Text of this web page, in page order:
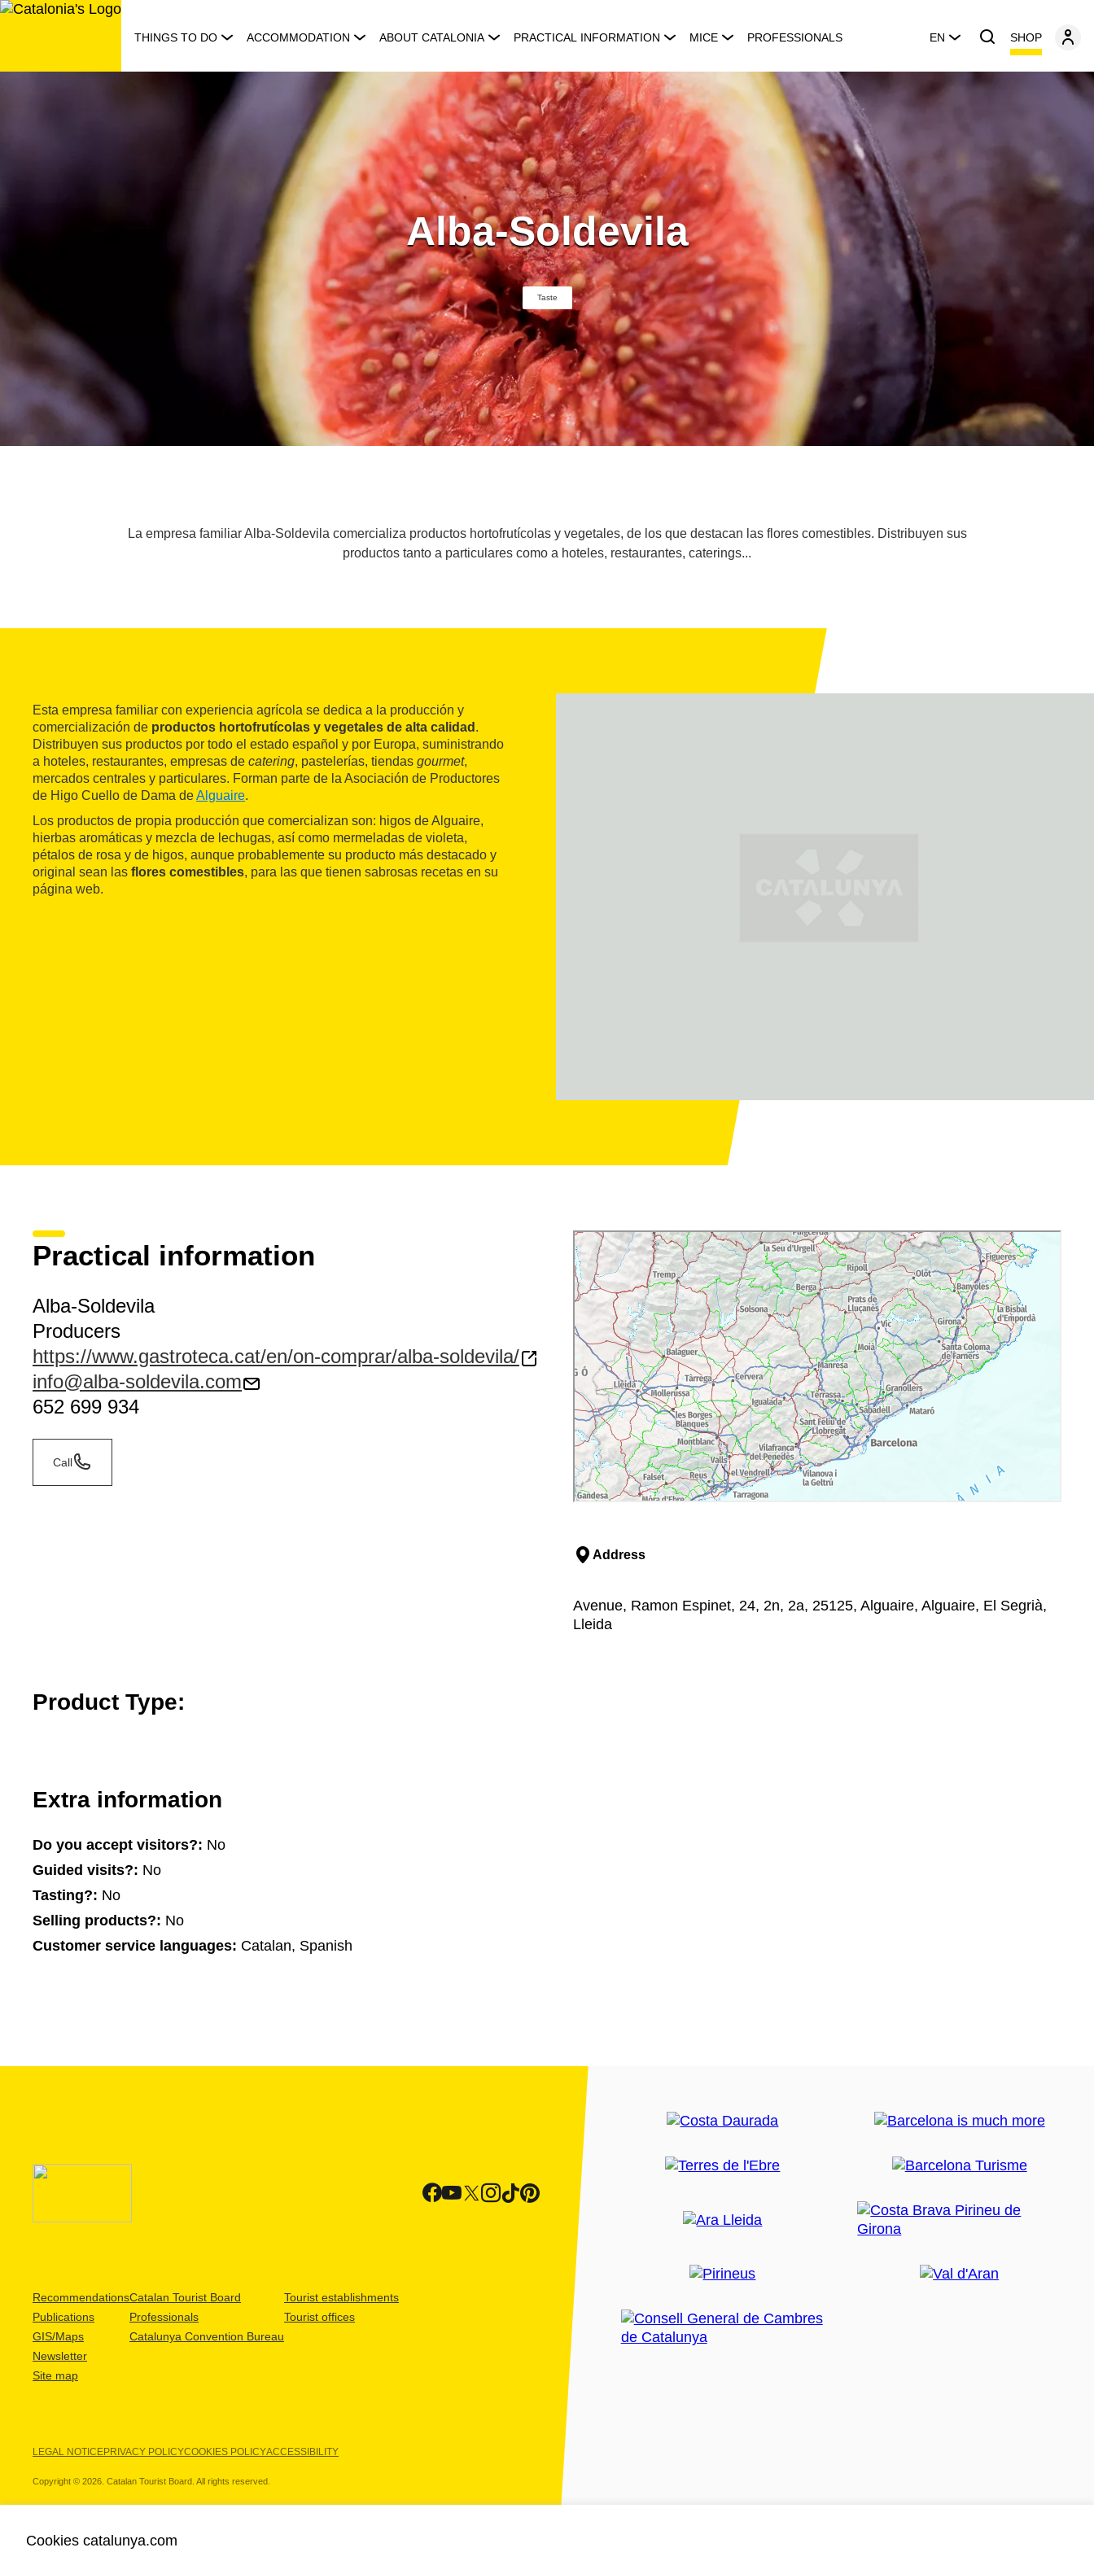
Skip
THINGS TO DO ACCOMMODATION ABOUT CATALONIA PRACTICAL INFORMATION MICE PROFESSIONALS EN SHOP
Alba-Soldevila
Taste
La empresa familiar Alba-Soldevila comercializa productos hortofrutícolas y vegetales, de los que destacan las flores comestibles. Distribuyen sus
productos tanto a particulares como a hoteles, restaurantes, caterings...
Esta empresa familiar con experiencia agrícola se dedica a la producción y
comercialización de productos hortofrutícolas y vegetales de alta calidad .
Distribuyen sus productos por todo el estado español y por Europa, suministrando
a hoteles, restaurantes, empresas de catering, pastelerías, tiendas gourmet,
mercados centrales y particulares. Forman parte de la Asociación de Productores
de Higo Cuello de Dama deAlguaire.
Los productos de propia producción que comercializan son: higos de Alguaire,
hierbas aromáticas y mezcla de lechugas, así como mermeladas de violeta,
pétalos de rosa y de higos, aunque probablemente su producto más destacado y
original sean las flores comestibles, para las que tienen sabrosas recetas en su
página web.
Practical information
Alba-Soldevila
Producers
https://www.gastroteca.cat/en/on-comprar/alba-soldevila/
info@alba-soldevila.com
652 699 934
Call
Address
Avenue, Ramon Espinet, 24, 2n, 2a, 25125, Alguaire, Alguaire, El Segrià,
Lleida
Product Type:
Extra information
Do you accept visitors?: No
Guided visits?: No
Tasting?: No
Selling products?: No
Customer service languages: Catalan, Spanish
Recommendations
Publications
GIS/Maps
Newsletter
Site map
Catalan Tourist Board
Professionals
Catalunya Convention Bureau
Tourist establishments
Tourist offices
LEGAL NOTICEPRIVACY POLICYCOOKIES POLICYACCESSIBILITY
Copyright © 2026. Catalan Tourist Board. All rights reserved.
Cookies catalunya.com